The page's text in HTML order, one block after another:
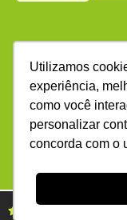
Utilizamos
experiência,
como você
personalizar
concorda com o
Copyright © (1990 -
direitos reservados.
página em qualquer
impresso, sem